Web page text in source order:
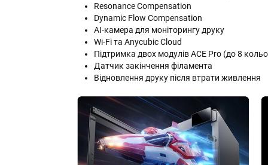
Resonance Compensation
Dynamic Flow Compensation
AI-камера для моніторингу друку
Wi-Fi та Anycubic Cloud
Підтримка двох модулів ACE Pro (до 8
Датчик закінчення філамента
Відновлення друку після втрати живлення